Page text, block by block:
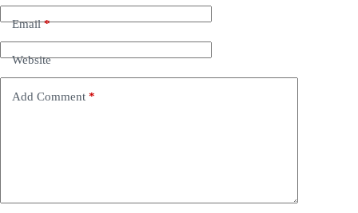
Email*
Website
Add Comment *